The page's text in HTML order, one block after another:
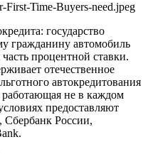
государство
гражданину автомобиль
процентной ставки.
отечественное
автокредитования
работающая не в каждом
предоставляют
России,